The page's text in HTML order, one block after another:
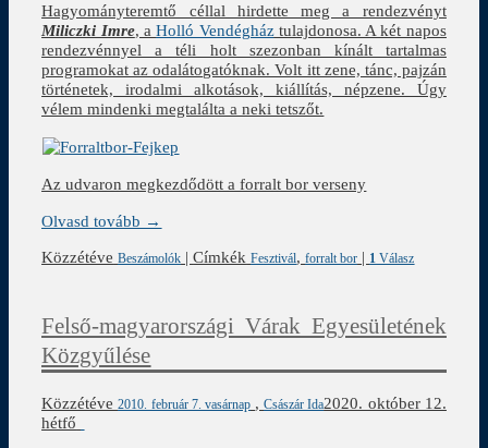
Hagyományteremtő céllal hirdette meg a rendezvényt
Miliczki Imre, aHolló Vendégháztulajdonosa. A két napos
rendezvénnyel a téli holt szezonban kínált tartalmas
programokat az odalátogatóknak. Volt itt zene, tánc, pajzán
történetek, irodalmi alkotások, kiállítás, népzene. Úgy
vélem mindenki megtalálta a neki tetszőt.
Az udvaron megkezdődött a forralt bor verseny
Olvasd tovább →
Közzétéve Beszámolók |Címkék Fesztivál,forralt bor | 1 Válasz
Felső-magyarországi Várak Egyesületének
Közgyűlése
Közzétéve2010. február 7. vasárnap ,Császár Ida2020. október 12.
hétfő